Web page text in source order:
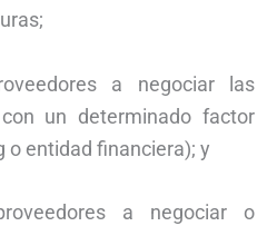
a negociar las
un determinado factor
o entidad financiera); y
a negociar o